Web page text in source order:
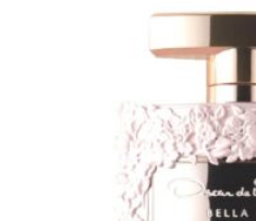
$108.74
hasta
$149.52